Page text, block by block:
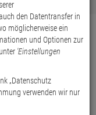
den Datentransfer in
möglicherweise ein
und Optionen zur
'Einstellungen
„Datenschutz
verwenden wir nur